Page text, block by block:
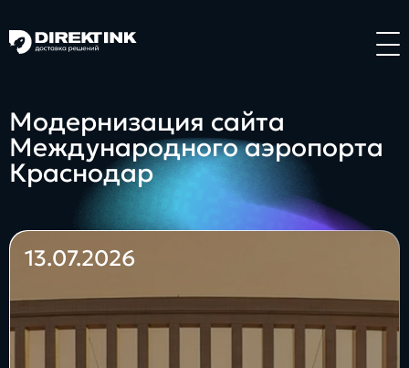
Направления
Art Web System
Проекты
Модернизация сайта
Международного аэропорта
Краснодар
13.07.2026